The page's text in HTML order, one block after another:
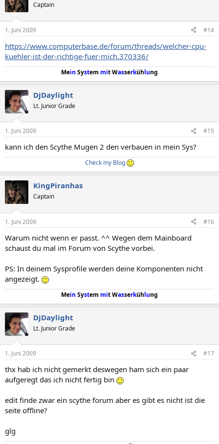
Captain
1. Juni 2009 #14
https://www.computerbase.de/forum/threads/welcher-cpu-
kuehler-ist-der-richtige-fuer-mich.370336/
Mein System mit Wasserkühlung
DjDaylight
Lt. Junior Grade
1. Juni 2009 #15
kann ich den Scythe Mugen 2 den verbauen in mein Sys?
Check my Blog
KingPiranhas
Captain
1. Juni 2009 #16
Warum nicht wenn er passt. ^^ Wegen dem Mainboard
schaust du mal im Forum von Scythe vorbei.
PS: In deinem Sysprofile werden deine Komponenten nicht
angezeigt.
Mein System mit Wasserkühlung
DjDaylight
Lt. Junior Grade
1. Juni 2009 #17
thx hab ich nicht gemerkt deswegen ham sich ein paar
aufgeregt das ich nicht fertig bin
edit finde zwar ein scythe forum aber es gibt es nicht ist die
seite offline?
glg